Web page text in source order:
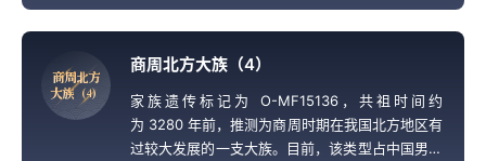
商周北方
大族（4）
商周北方大族（4）
家族遗传标记为 O-MF15136，共祖时间约
为 3280 年前，推测为商周时期在我国北方地区有
过较大发展的一支大族。目前，该类型占中国男性